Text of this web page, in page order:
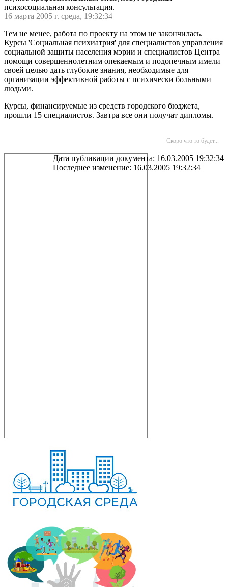
психосоциальная консультация.
16 марта 2005 г. среда, 19:32:34
Тем не менее, работа по проекту на этом не закончилась.
Курсы 'Социальная психиатрия' для специалистов управления
социальной защиты населения мэрии и специалистов Центра
помощи совершеннолетним опекаемым и подопечным имели
своей целью дать глубокие знания, необходимые для
организации эффективной работы с психически больными
людьми.
Курсы, финансируемые из средств городского бюджета,
прошли 15 специалистов. Завтра все они получат дипломы.
Скоро что то будет...
Дата публикации документа: 16.03.2005 19:32:34
Последнее изменение: 16.03.2005 19:32:34